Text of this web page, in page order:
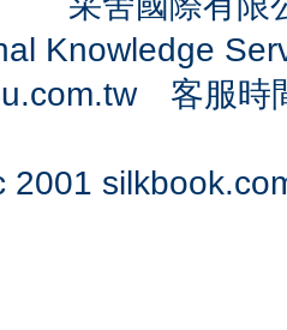
Knowledge
客服時
2001